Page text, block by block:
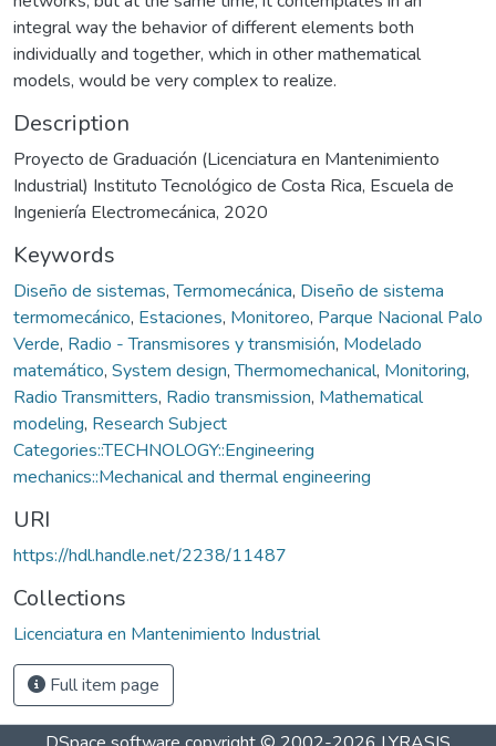
integral way the behavior of different elements both
individually and together, which in other mathematical
models, would be very complex to realize.
Description
Proyecto de Graduación (Licenciatura en Mantenimiento
Industrial) Instituto Tecnológico de Costa Rica, Escuela de
Ingeniería Electromecánica, 2020
Keywords
Diseño de sistemas,Termomecánica, Diseño de sistema
termomecánico, Estaciones, Monitoreo, Parque Nacional Palo
Verde, Radio - Transmisores y transmisión, Modelado
matemático, System design,Thermomechanical, Monitoring,
Radio Transmitters, Radio transmission, Mathematical
modeling, Research Subject
Categories::TECHNOLOGY::Engineering
mechanics::Mechanical and thermal engineering
URI
https://hdl.handle.net/2238/11487
Collections
Licenciatura en Mantenimiento Industrial
Full item page